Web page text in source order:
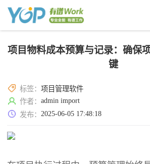
项目物料成本预算与记录：确保
键
标签：项目管理软件
作者：admin import
发布：2025-06-05 17:48:18